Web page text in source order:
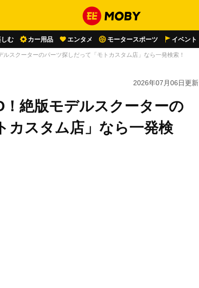
む カー用品 エンタメ モータースポーツ イベント
ルスクーターのパーツ探しだって「モトカスタム店」なら一発検索！
2026年07月06日更新
絶版モデルスクーターの
カスタム店」なら一発検